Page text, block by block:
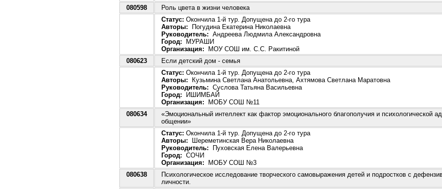
080598
Роль цвета в жизни человека
Статус: Окончила 1-й тур. Допущена до 2-го тура
Авторы: Погудина Екатерина Николаевна
Руководитель: Андреева Людмила Александровна
Город: МУРАШИ
Организация: МОУ СОШ им. С.С. Ракитиной
080623
Если детский дом - семья
Статус: Окончила 1-й тур. Допущена до 2-го тура
Авторы: Кузьмина Светлана Анатольевна, Ахтямова Светлана Маратовна
Руководитель: Суслова Татьяна Васильевна
Город: ИШИМБАЙ
Организация: МОБУ СОШ №11
080634
«Эмоциональный интеллект как фактор эмоционального благополучия и психологической
общении»
Статус: Окончила 1-й тур. Допущена до 2-го тура
Авторы: Шереметинская Вера Николаевна
Руководитель: Пуховская Елена Валерьевна
Город: СОЧИ
Организация: МОБУ СОШ №3
080638
Психологическое исследование творческого самовыражения детей и подростков с
личности.